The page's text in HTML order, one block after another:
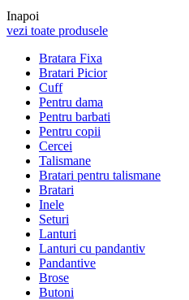
Inapoi
vezi toate produsele
Bratara Fixa
Bratari Picior
Cuff
Pentru dama
Pentru barbati
Pentru copii
Cercei
Talismane
Bratari pentru talismane
Bratari
Inele
Seturi
Lanturi
Lanturi cu pandantiv
Pandantive
Brose
Butoni